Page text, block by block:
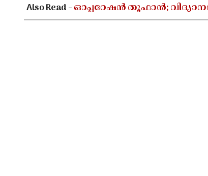
Also Read -ഓപ്പറേഷൻ തൂഫാൻ;